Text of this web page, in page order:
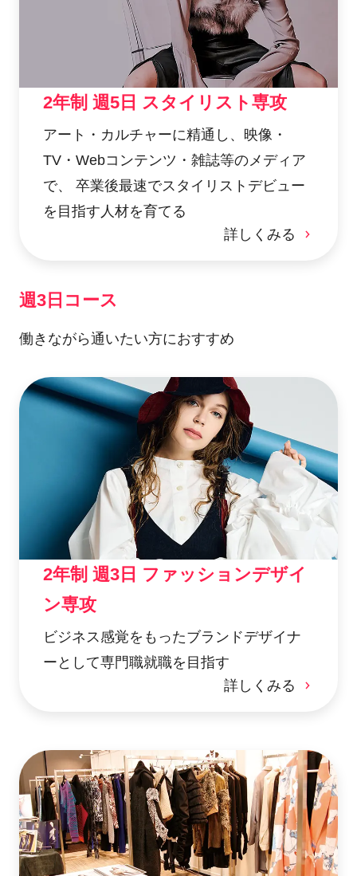
2年制 週5日 スタイリスト専攻
アート・カルチャーに精通し、映像・
TV・Webコンテンツ・雑誌等のメディア
で、 卒業後最速でスタイリストデビュー
を目指す人材を育てる
詳しくみる
週3日コース
働きながら通いたい方におすすめ
2年制 週3日 ファッションデザイ
ン専攻
ビジネス感覚をもったブランドデザイナ
ーとして専門職就職を目指す
詳しくみる